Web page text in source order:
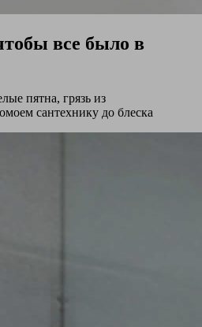
все было в
пятна, грязь из
сантехнику до блеска